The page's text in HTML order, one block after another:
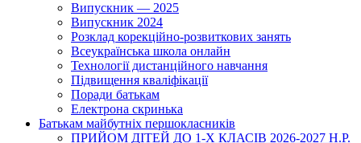
Випускник — 2025
Випускник 2024
Розклад корекційно-розвиткових занять
Всеукраїнська школа онлайн
Технології дистанційного навчання
Підвищення кваліфікації
Поради батькам
Електрона скринька
Батькам майбутніх першокласників
ПРИЙОМ ДІТЕЙ ДО 1-Х КЛАСІВ 2026-2027 Н.Р.